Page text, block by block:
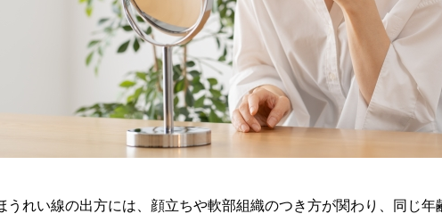
うれい線の出方には、顔立ちや軟部組織のつき方が関わり、同じ年